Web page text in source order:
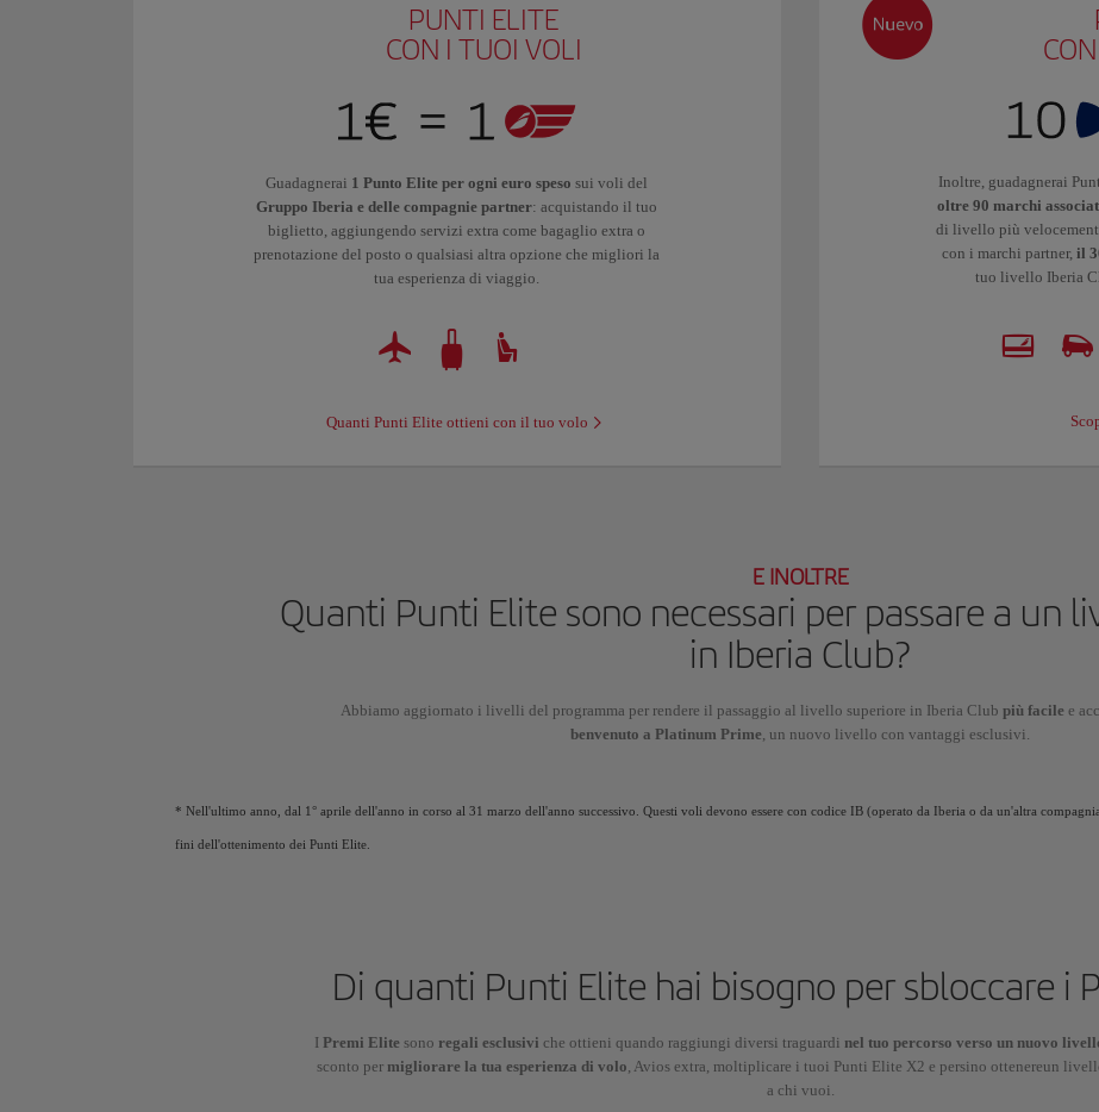
PUNTI ELITE
CON I TUOI VOLI
Guadagnerai 1 Punto Elite per ogni euro speso sui voli del
Gruppo Iberia e delle compagnie partner: acquistando il tuo
biglietto, aggiungendo servizi extra come bagaglio extra o
prenotazione del posto o qualsiasi altra opzione che migliori la
tua esperienza di viaggio.
Quanti Punti Elite ottieni con il tuo volo
Inoltre, guadagnerai
oltre 90 marchi
di livello più
con i marchi partner, il
tuo livello Iberia
E INOLTRE
Quanti Punti Elite sono necessari per passare a un
in Iberia Club?
Abbiamo aggiornato i livelli del programma per rendere il passaggio al livello superiore in Iberia Club più facile e
benvenuto a Platinum Prime, un nuovo livello con vantaggi esclusivi.
* Nell'ultimo anno, dal 1° aprile dell'anno in corso al 31 marzo dell'anno successivo. Questi voli devono essere con codice IB (operato da Iberia o da un'altra
fini dell'ottenimento dei Punti Elite.
Di quanti Punti Elite hai bisogno per sbloccare i
I Premi Elite sono regali esclusivi che ottieni quando raggiungi diversi traguardi nel tuo percorso verso un nuovo
sconto per migliorare la tua esperienza di volo, Avios extra, moltiplicare i tuoi Punti Elite X2 e persino ottenereun
a chi vuoi.